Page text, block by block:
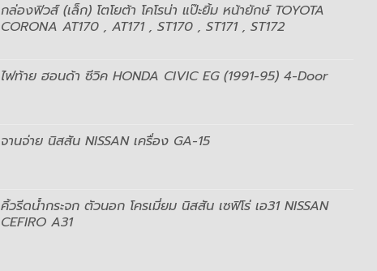
กล่องฟิวส์ (เล็ก) โตโยต้า โคโรน่า แป๊ะยิ้ม หน้ายักษ์ TOYOTA
CORONA AT170 , AT171 , ST170 , ST171 , ST172
ไฟท้าย ฮอนด้า ซีวิค HONDA CIVIC EG (1991-95) 4-Door
จานจ่าย นิสสัน NISSAN เครื่อง GA-15
คิ้วรีดน้ำกระจก ตัวนอก โครเมี่ยม นิสสัน เซฟิโร่ เอ31 NISSAN
CEFIRO A31